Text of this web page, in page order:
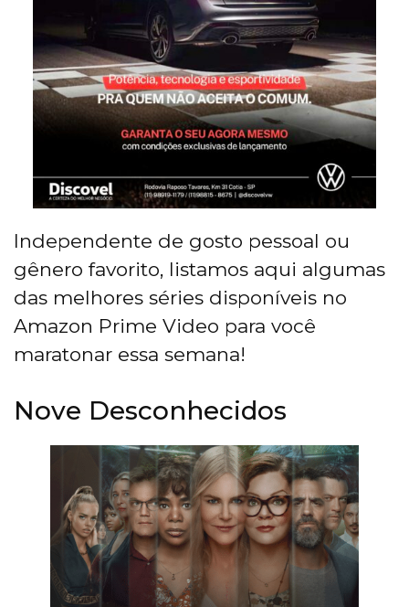
Independente de gosto pessoal ou
gênero favorito, listamos aqui algumas
das melhores séries disponíveis no
Amazon Prime Video para você
maratonar essa semana!
Nove Desconhecidos